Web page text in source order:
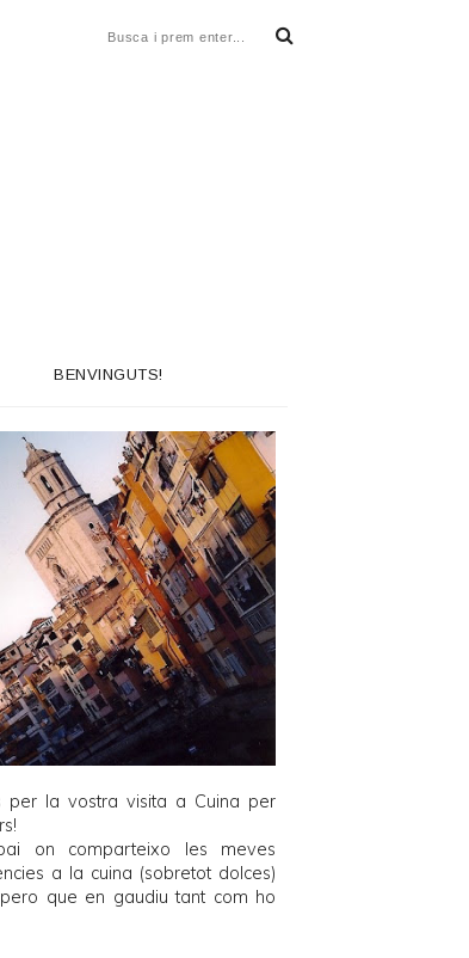
BENVINGUTS!
per la vostra visita a Cuina per
!
on comparteixo les meves
a la cuina (sobretot dolces)
que en gaudiu tant com ho